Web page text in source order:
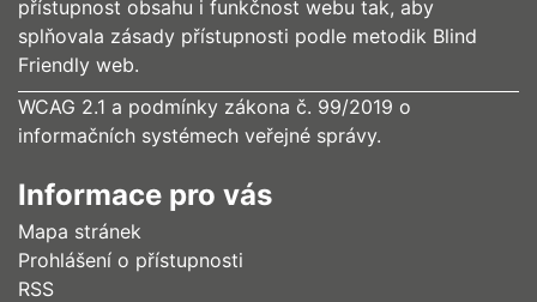
přístupnost obsahu i funkčnost webu tak, aby
splňovala zásady přístupnosti podle metodik Blind
Friendly web.
WCAG 2.1 a podmínky zákona č. 99/2019 o
informačních systémech veřejné správy.
Informace pro vás
Mapa stránek
Prohlášení o přístupnosti
RSS